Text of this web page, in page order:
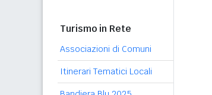
Turismo in Rete
Associazioni di Comuni
Itinerari Tematici Locali